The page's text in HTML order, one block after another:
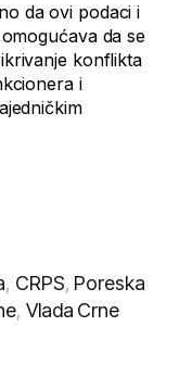
da ovi podaci i
da se
konflikta
i
, CRPS, Poreska
,Vlada Crne